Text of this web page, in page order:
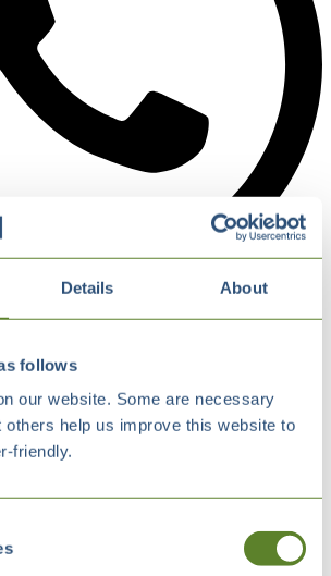
Details About
follows
our website. Some are necessary
others help us improve this website to
friendly.